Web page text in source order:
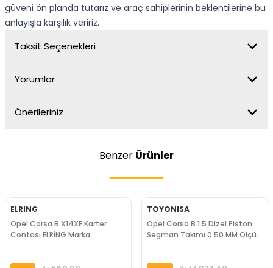
güveni ön planda tutarız ve araç sahiplerinin beklentilerine bu
anlayışla karşılık veririz.
Taksit Seçenekleri
Yorumlar
Önerileriniz
Benzer Ürünler
ELRING
Opel Corsa B X14XE Karter
Contası ELRİNG Marka
TOYONISA
Opel Corsa B 1.5 Dizel Piston
Segman Takımı 0.50 MM Ölçü